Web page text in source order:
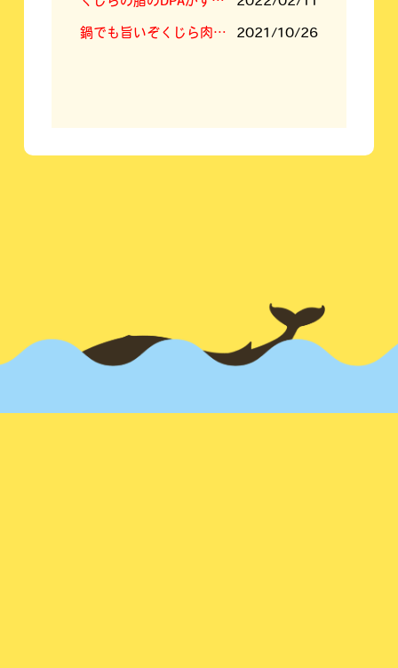
鍋でも旨いぞくじら肉！くじらすき焼きセット！ 2021/10/26